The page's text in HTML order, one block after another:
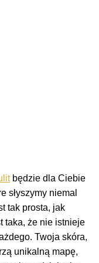
będzie dla Ciebie
słyszymy niemal
tak prosta, jak
taka, że nie istnieje
Twoja skóra,
unikalną mapę,